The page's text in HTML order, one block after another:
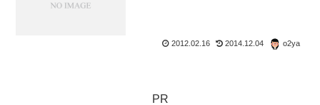
2012.02.16 2014.12.04 o2ya
PR